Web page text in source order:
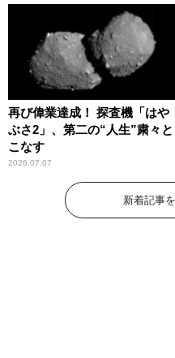
再び偉業達成！ 探査機「はや
ぶさ2」、第二の“人生”粛々と
こなす
2026.07.07
新着記事